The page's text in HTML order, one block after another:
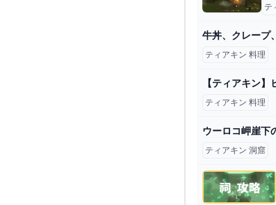
テ
ティアキン 料理
ティアキン 料理
ティアキン 洞窟